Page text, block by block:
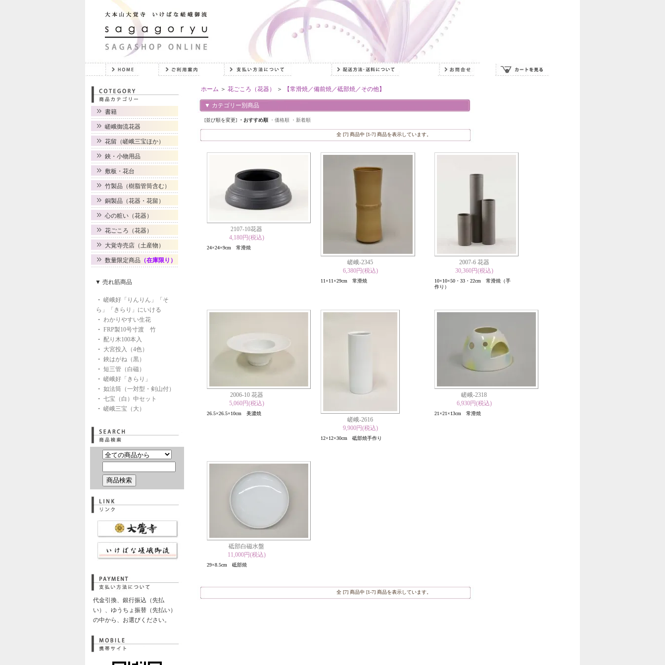
書籍
嵯峨御流花器
花留（嵯峨三宝ほか）
鋏・小物用品
敷板・花台
竹製品（樹脂管筒含む）
銅製品（花器・花留）
心の粧い（花器）
花ごころ（花器）
大覚寺売店（土産物）
数量限定商品 （在庫限り）
▼ 売れ筋商品
・ 嵯峨好「りんりん」「そ
ら」「きらり」にいける
・ わかりやすい生花
・ FRP製10号寸渡 竹
・ 配り木100本入
・ 大宮投入（4色）
・ 鋏はがね（黒）
・ 短三管（白磁）
・ 嵯峨好「きらり」
・ 如法筒（一対型・剣山付）
・ 七宝（白）中セット
・ 嵯峨三宝（大）
代金引換、銀行振込（先払
い）、ゆうちょ振替（先払い）
の中から、お選びください。
ホーム ＞ 花ごころ（花器） ＞ 【常滑焼／備前焼／砥部焼／その他】
▼ カテゴリー別商品
[並び順を変更] ・おすすめ順 ・価格順 ・新着順
全 [7] 商品中 [1-7] 商品を表示しています。
2107-10花器
4,180円(税込)
24×24×9cm 常滑焼
嵯峨-2345
6,380円(税込)
11×11×29cm 常滑焼
2007-6 花器
30,360円(税込)
10×10×50・33・22cm 常滑焼（手
作り）
2006-10 花器
5,060円(税込)
26.5×26.5×10cm 美濃焼
嵯峨-2616
9,900円(税込)
12×12×30cm 砥部焼手作り
嵯峨-2318
6,930円(税込)
21×21×13cm 常滑焼
砥部白磁水盤
11,000円(税込)
29×8.5cm 砥部焼
全 [7] 商品中 [1-7] 商品を表示しています。